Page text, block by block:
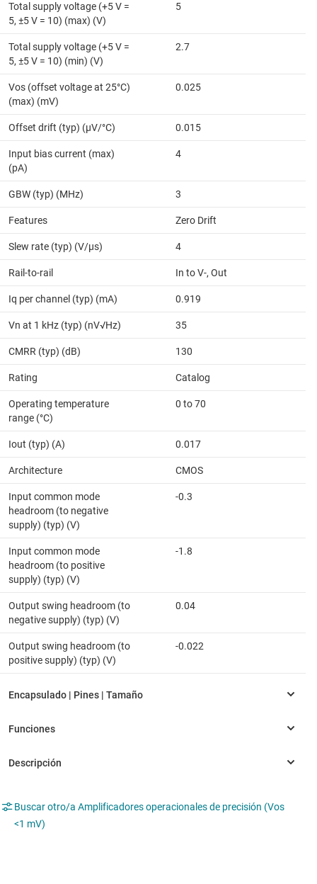
Total supply voltage (+5 V =
5, ±5 V = 10) (max) (V)
5
Total supply voltage (+5 V =
5, ±5 V = 10) (min) (V)
2.7
Vos (offset voltage at 25°C)
(max) (mV)
0.025
Offset drift (typ) (µV/°C) 0.015
Input bias current (max)
(pA)
4
GBW (typ) (MHz) 3
Features Zero Drift
Slew rate (typ) (V/µs) 4
Rail-to-rail In to V-, Out
Iq per channel (typ) (mA) 0.919
Vn at 1 kHz (typ) (nV√Hz) 35
CMRR (typ) (dB) 130
Rating Catalog
Operating temperature
range (°C)
0 to 70
Iout (typ) (A) 0.017
Architecture CMOS
Input common mode
headroom (to negative
supply) (typ) (V)
-0.3
Input common mode
headroom (to positive
supply) (typ) (V)
-1.8
Output swing headroom (to
negative supply) (typ) (V)
0.04
Output swing headroom (to
positive supply) (typ) (V)
-0.022
Buscar otro/a Amplificadores operacionales de precisión (Vos
<1 mV)